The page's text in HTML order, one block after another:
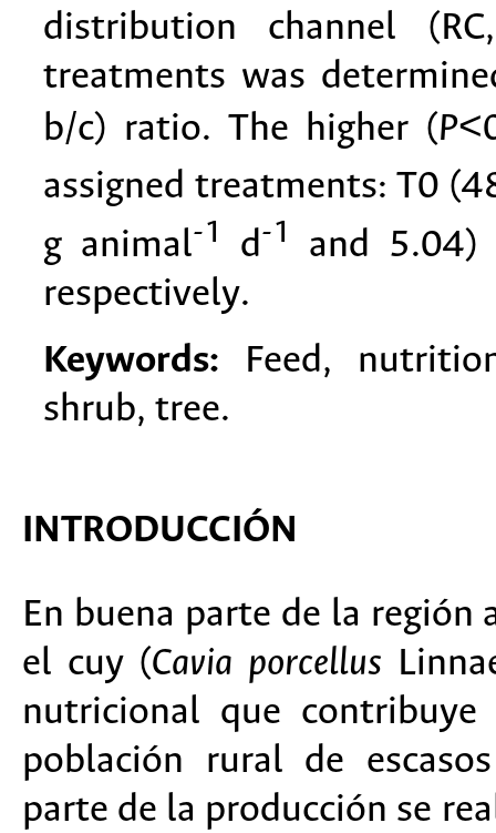
distribution channel
treatments was
b/c) ratio. The higher (P
assigned treatments: T0
g animal-1 d-1
and 5.04)
respectively.
Keywords: Feed,
shrub, tree.
INTRODUCCIÓN
En buena parte de la región
el cuy (Cavia porcellus
nutricional que
población rural de
parte de la producción se